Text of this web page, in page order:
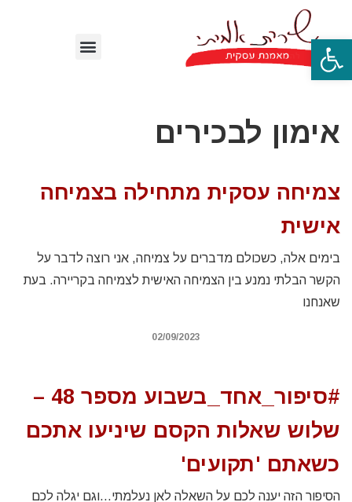
פתח סרגל נגישות
אימון לבכירים
צמיחה עסקית מתחילה בצמיחה
אישית
בימים אלה, כשכולם מדברים על צמיחה, אני רוצה לדבר על
הקשר הבלתי נמנע בין הצמיחה האישית לצמיחה בקריירה. בעת
שאנחנו
02/09/2023
#סיפור_אחד_בשבוע מספר 48 –
שלוש שאלות הקסם שיניעו אתכם
כשאתם 'תקועים'
הסיפור הזה יענה לכם על השאלה לאן נעלמתי…וגם יגלה לכם